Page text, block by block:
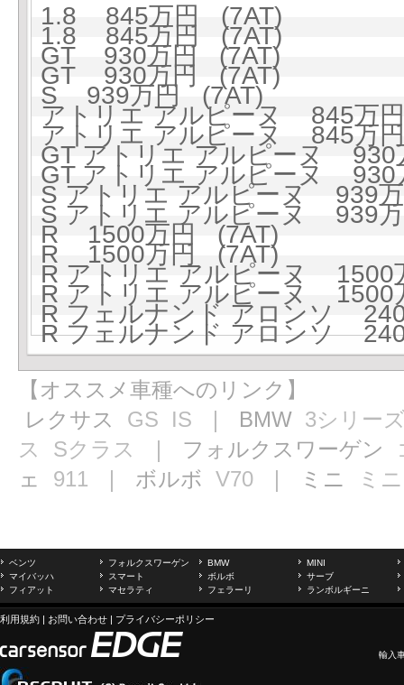
1.8 845万円 (7AT)
1.8 845万円 (7AT)
GT 930万円 (7AT)
GT 930万円 (7AT)
S 939万円 (7AT)
アトリエ アルピーヌ 845万
アトリエ アルピーヌ 845万
GT アトリエ アルピーヌ
GT アトリエ アルピーヌ
S アトリエ アルピーヌ 939
S アトリエ アルピーヌ 939
R 1500万円 (7AT)
R 1500万円 (7AT)
R アトリエ アルピーヌ 1500
R アトリエ アルピーヌ 1500
R フェルナンド アロンソ
R フェルナンド アロンソ
【オススメ車種へのリンク】
レクサス GS IS ｜ BMW 3シリー
ス
Sクラス ｜ フォルクスワーゲン
ェ 911 ｜ ボルボ V70 ｜ ミニ ミニ
ベンツ フォルクスワーゲン BMW
MINI
マイバッハ
スマート ボルボ
サーブ
フィアット
マセラティ フェラーリ ランボルギーニ
利用規約 | お問い合わせ | プライバシーポリシー
輸入